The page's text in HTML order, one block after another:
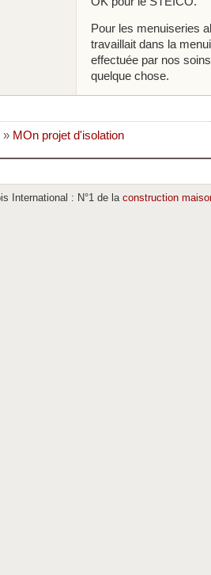
Pour les menuiseries
travaillait dans la
effectuée par nos
quelque chose.
» MOn projet d'isolation
International : N°1 de la construction